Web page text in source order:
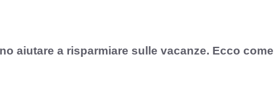
aiutare a risparmiare sulle vacanze. Ecco come